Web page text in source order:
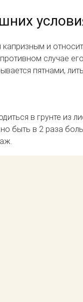
капризным и
случае
пятнами,
в грунте из
быть в 2 раза